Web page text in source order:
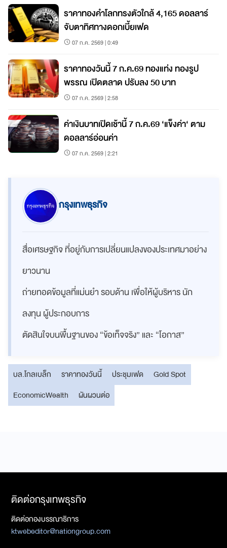
ราคาทองคำโลกทรงตัวใกล้ 4,165 ดอลลาร์
จับตาทิศทางดอกเบี้ยเฟด
07 ก.ค. 2569 | 0:49
ราคาทองวันนี้ 7 ก.ค.69 ทองแท่ง ทองรูป
พรรณ เปิดตลาด ปรับลง 50 บาท
07 ก.ค. 2569 | 2:58
ค่าเงินบาทเปิดเช้านี้ 7 ก.ค.69 ‘แข็งค่า‘ ตาม
ดอลลาร์อ่อนค่า
07 ก.ค. 2569 | 2:21
กรุงเทพธุรกิจ
สื่อเศรษฐกิจ ที่อยู่กับการเปลี่ยนแปลงของประเทศมาอย่าง
ยาวนาน
ถ่ายทอดข้อมูลที่แม่นยำ รอบด้าน เพื่อให้ผู้บริหาร นัก
ลงทุน ผู้ประกอบการ
ตัดสินใจบนพื้นฐานของ “ข้อเท็จจริง” และ “โอกาส”
บล.โกลเบล็ก ราคาทองวันนี้ ประชุมเฟด
Gold Spot
EconomicWealth
ผันผวนต่อ
ติดต่อกรุงเทพธุรกิจ
ติดต่อกองบรรณาธิการ
ktwebeditor@nationgroup.com